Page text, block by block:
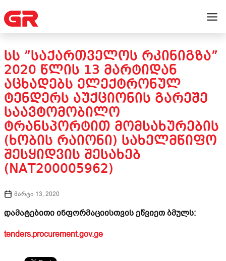
ᲡᲡ ”ᲡᲐᲥᲐᲠᲗᲕᲔᲚᲝᲡ ᲠᲙᲘᲜᲘᲒᲖᲐ”
2020 ᲬᲚᲘᲡ 13 ᲛᲐᲠᲢᲘᲓᲐᲜ
ᲐᲪᲮᲐᲓᲔᲑᲡ ᲔᲚᲔᲥᲢᲠᲝᲜᲣᲚ
ᲢᲔᲜᲓᲔᲠᲡ ᲐᲣᲥᲪᲘᲝᲜᲘᲡ ᲒᲐᲠᲔᲨᲔ
ᲡᲐᲐᲕᲢᲝᲛᲝᲑᲘᲚᲝ
ᲢᲠᲐᲜᲡᲞᲝᲠᲢᲘᲗ ᲛᲝᲛᲡᲐᲮᲣᲠᲔᲑᲘᲡ
(ᲮᲝᲑᲘᲡ ᲠᲐᲘᲝᲜᲘ) ᲡᲐᲮᲔᲚᲛᲬᲘᲤᲝ
ᲨᲔᲡᲧᲘᲓᲕᲘᲡ ᲨᲔᲡᲐᲮᲔᲑ
(NAT200005962)
მარტი 13, 2020
დამატებითი ინფორმაციისთვის ეწვიეთ ბმულს:
tenders.procurement.gov.ge